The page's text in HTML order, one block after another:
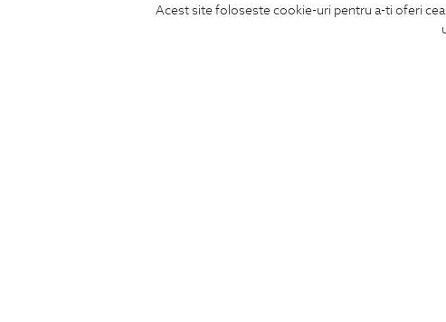
Acest site foloseste cookie-uri pentru a-ti oferi
Termeni si conditii